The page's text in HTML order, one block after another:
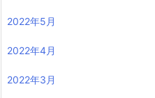
2022年5月
2022年4月
2022年3月